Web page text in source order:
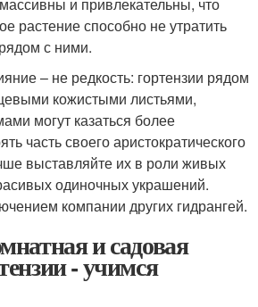
растение способно не утратить
с ними.
– не редкость: гортензии рядом
кожистыми листьями,
могут казаться более
часть своего аристократического
выставляйте их в роли живых
одиночных украшений.
компании других гидрангей.
и садовая
­- учимся